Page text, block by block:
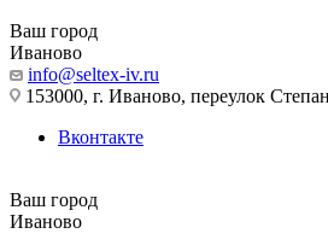
Ваш город
Иваново
info@seltex-iv.ru
153000, г. Иваново, переулок
Вконтакте
Ваш город
Иваново